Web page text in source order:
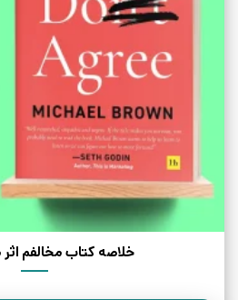
خلاصه کتاب مخالفم اثر